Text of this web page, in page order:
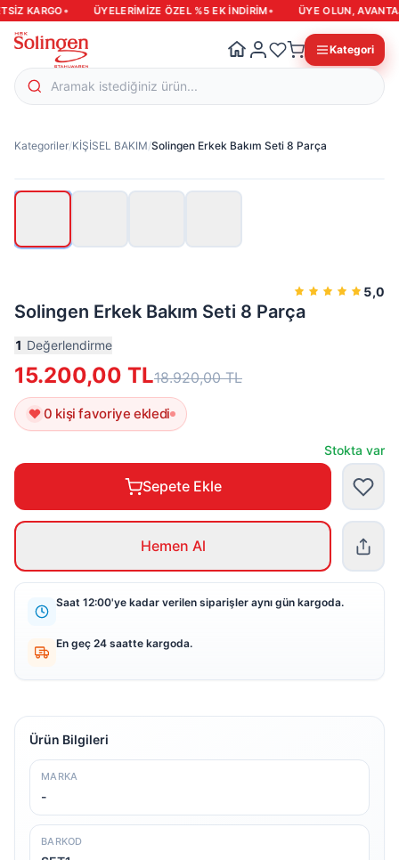
KARGO• ÜYELERIMIZE ÖZEL %5 EK INDIRIM• ÜYE OLUN,
Kategori
Kategoriler/KİŞİSEL BAKIM/Solingen Erkek Bakım Seti 8 Parça
Solingen Erkek Bakım Seti 8 Parça
5,0
1 Değerlendirme
15.200,00 TL18.920,00TL
0 kişi favoriye ekledi
Stokta var
Sepete Ekle
Hemen Al
Saat 12:00'ye kadar verilen siparişler aynı gün kargoda.
En geç 24 saatte kargoda.
Ürün Bilgileri
MARKA
-
BARKOD